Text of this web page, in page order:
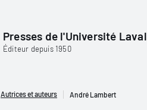
Presses de l'Université Laval
Éditeur depuis 1950
Autrices et auteurs André Lambert